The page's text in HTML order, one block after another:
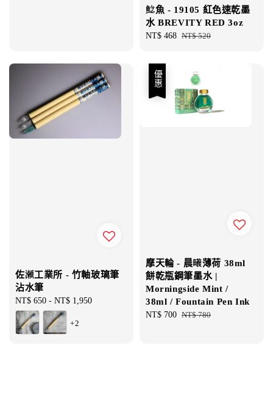
鯰魚 - 19105 紅色速乾墨
水 BREVITY RED 3oz
Sale
NT$ 468 Regular
NT$ 520
佐瀬工業所 - 竹軸玻璃筆
沾水筆
Regular
price
NT$ 650 - NT$ 1,950
+2
優惠
摩天輪 - 晨曦薄荷 38ml
餅乾瓶鋼筆墨水 |
Morningside Mint /
38ml / Fountain Pen Ink
Sale
NT$ 700 Regular
NT$ 780